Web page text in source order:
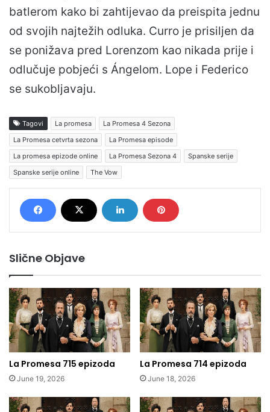
batlerom kako bi zahtijevao da preispita jednu
od svojih najtežih odluka. Curro je prisiljen da
se ponižava pred Lorenzom kao nikada prije i
odlučuje pobjeći s Ángelom. Lope i Federico
se sukobljavaju.
Tagovi La promesa
La Promesa 4 Sezona
La Promesa cetvrta sezona
La Promesa episode
La promesa epizode online
La Promesa Sezona 4
Spanske serije
Spanske serije online
The Vow
Slične Objave
La Promesa 715 epizoda
June 19, 2026
La Promesa 714 epizoda
June 18, 2026